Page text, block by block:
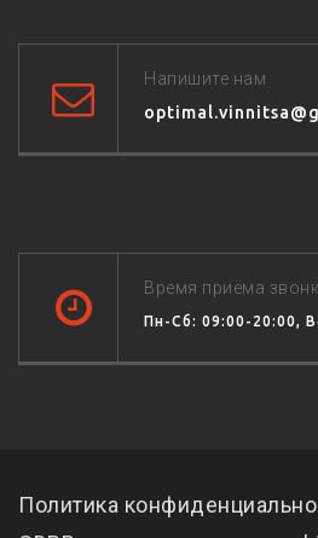
Напишите нам
Время приёма
Пн-Сб: 09:00-20:00,
Политика